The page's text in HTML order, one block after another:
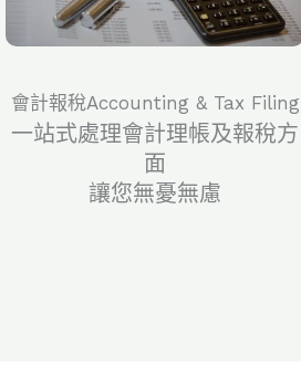
會計報稅Accounting & Tax Filing
一站式處理會計理帳及報稅方
面
讓您無憂無慮